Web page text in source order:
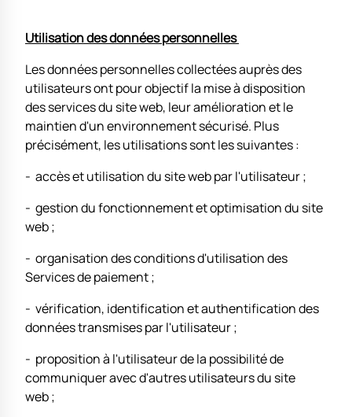
Utilisation des données personnelles
Les données personnelles collectées auprès des
utilisateurs ont pour objectif la mise à disposition
des services du site web, leur amélioration et le
maintien d'un environnement sécurisé. Plus
précisément, les utilisations sont les suivantes :
- accès et utilisation du site web par l'utilisateur ;
- gestion du fonctionnement et optimisation du site
web ;
- organisation des conditions d'utilisation des
Services de paiement ;
- vérification, identification et authentification des
données transmises par l'utilisateur ;
- proposition à l'utilisateur de la possibilité de
communiquer avec d'autres utilisateurs du site
web ;